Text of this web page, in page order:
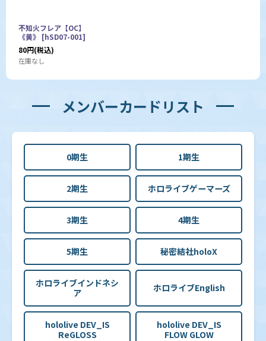
不知火フレア【OC】
《黄》 [hSD07-001]
80円(税込)
在庫なし
メンバーカードリスト
0期生 1期生
2期生 ホロライブゲーマーズ
3期生 4期生
5期生 秘密結社holoX
ホロライブインドネシ
ア
ホロライブEnglish
hololive DEV_IS
ReGLOSS
hololive DEV_IS
FLOW GLOW